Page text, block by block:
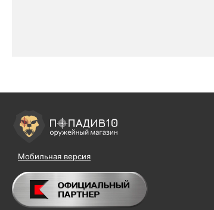
Мобильная версия